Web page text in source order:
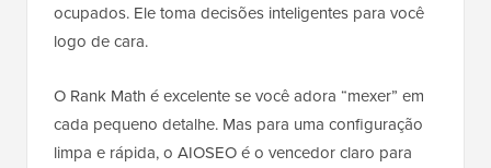
ocupados. Ele toma decisões inteligentes para você
logo de cara.
O Rank Math é excelente se você adora “mexer” em
cada pequeno detalhe. Mas para uma configuração
limpa e rápida, o AIOSEO é o vencedor claro para